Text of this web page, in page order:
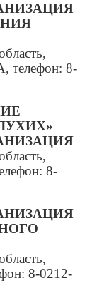
телефон: 8-
8-
8-0212-